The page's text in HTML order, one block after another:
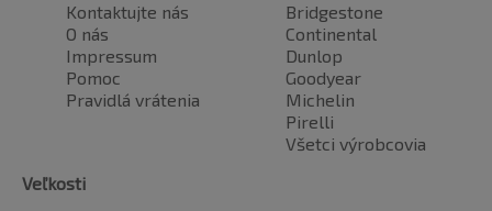
Kontaktujte nás
O nás
Impressum
Pomoc
Pravidlá vrátenia
Bridgestone
Continental
Dunlop
Goodyear
Michelin
Pirelli
Všetci výrobcovia
Veľkosti